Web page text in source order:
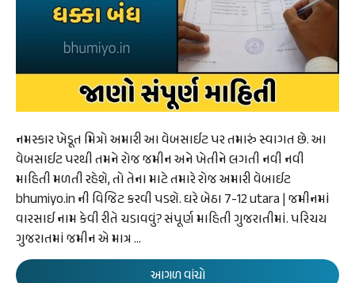
નમસ્કાર ખેડૂત મિત્રો અમારી આ વેબસાઈટ પર તમારું સ્વાગત છે. આ
વેબસાઈટ પરથી તમને રોજ જમીન અને ખેતીને લગતી નવી નવી
માહિતી મળતી રહેશે, તો તેના માટે તમારે રોજ અમારી વેબાઈટ
bhumiyo.in ની વિજિટ કરવી પડશે. ઘરે બેઠા 7-12 utara | જમીનમાં
વારસાઈ નામ કેવી રીતે ચડાવવું? સંપૂર્ણ માહિતી ગુજરાતીમાં. પરિચય
ગુજરાતમાં જમીન એ માત્ર …
આગળ વાંચો